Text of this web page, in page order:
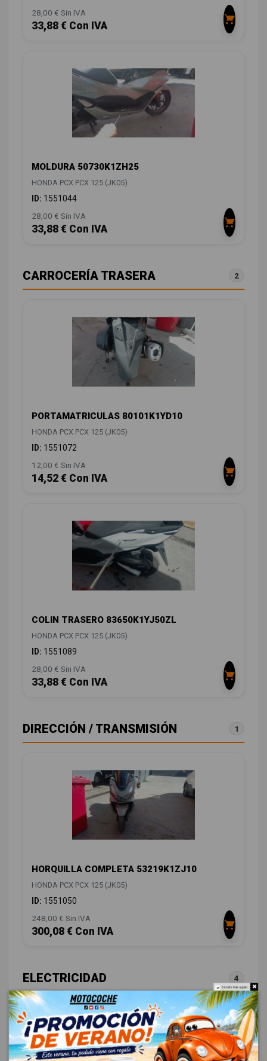
28,00 € Sin IVA
33,88 € Con IVA
MOLDURA 50730K1ZH25
HONDA PCX PCX 125 (JK05)
ID: 1551044
28,00 € Sin IVA
33,88 € Con IVA
CARROCERÍA TRASERA 2
PORTAMATRICULAS 80101K1YD10
HONDA PCX PCX 125 (JK05)
ID: 1551072
12,00 € Sin IVA
14,52 € Con IVA
COLIN TRASERO 83650K1YJ50ZL
HONDA PCX PCX 125 (JK05)
ID: 1551089
28,00 € Sin IVA
33,88 € Con IVA
DIRECCIÓN / TRANSMISIÓN 1
HORQUILLA COMPLETA 53219K1ZJ10
HONDA PCX PCX 125 (JK05)
ID: 1551050
248,00 € Sin IVA
300,08 € Con IVA
ELECTRICIDAD 4
Do not show again.